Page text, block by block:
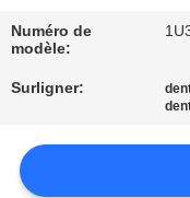
NOUS
DEMANDEZ
UNE
Numéro de
modèle:
Surligner: